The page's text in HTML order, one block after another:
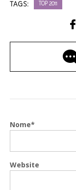
TAGS: TOP 2011
Nome*
Website